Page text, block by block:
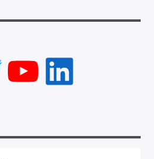
YouTube
LinkedIn